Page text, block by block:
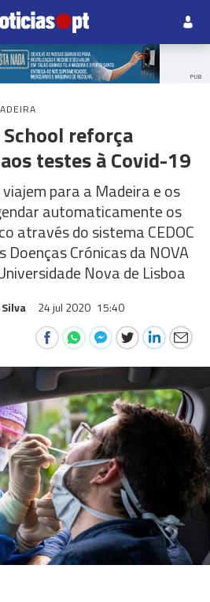
PUB
reforça
testes à Covid-19
para a Madeira e os
automaticamente os
através do sistema CEDOC
Doenças Crónicas da NOVA
Nova de Lisboa
24 jul 2020 15:40